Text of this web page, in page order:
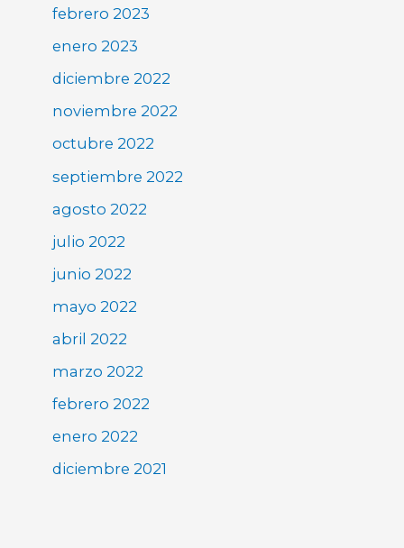
febrero 2023
enero 2023
diciembre 2022
noviembre 2022
octubre 2022
septiembre 2022
agosto 2022
julio 2022
junio 2022
mayo 2022
abril 2022
marzo 2022
febrero 2022
enero 2022
diciembre 2021